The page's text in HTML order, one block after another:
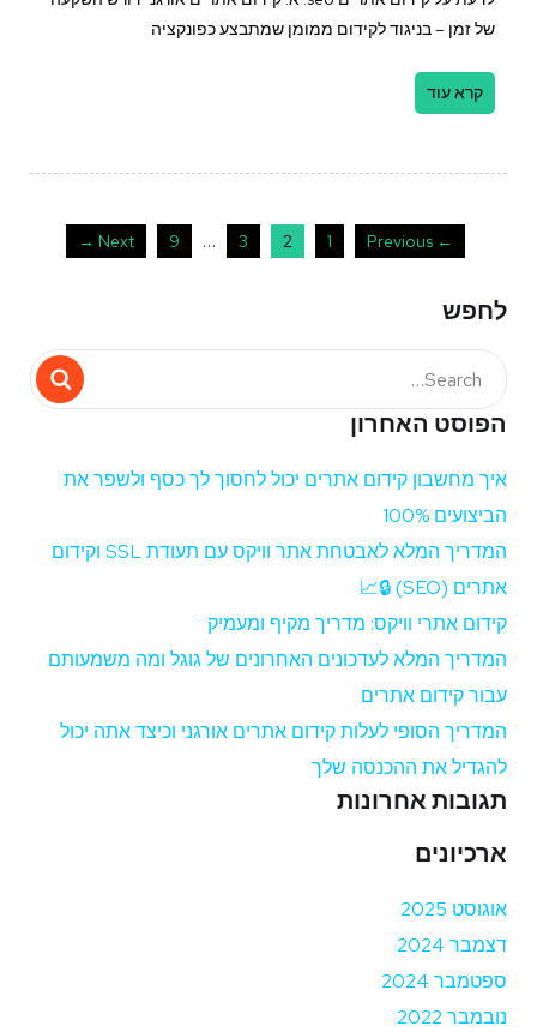
של זמן – בניגוד לקידום ממומן שמתבצע כפונקציה
קרא עוד
← Previous
1
2
3
…
9
Next →
לחפש
הפוסט האחרון
איך מחשבון קידום אתרים יכול לחסוך לך כסף ולשפר את
הביצועים 100%
המדריך המלא לאבטחת אתר וויקס עם תעודת SSL וקידום
אתרים (SEO) 🔒📈
קידום אתרי וויקס: מדריך מקיף ומעמיק
המדריך המלא לעדכונים האחרונים של גוגל ומה משמעותם
עבור קידום אתרים
המדריך הסופי לעלות קידום אתרים אורגני וכיצד אתה יכול
להגדיל את ההכנסה שלך
תגובות אחרונות
ארכיונים
אוגוסט 2025
דצמבר 2024
ספטמבר 2024
נובמבר 2022